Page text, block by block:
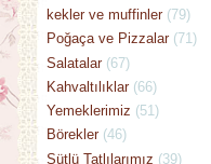
kekler ve muffinler (79)
Poğaça ve Pizzalar (71)
Salatalar (67)
Kahvaltılıklar (66)
Yemeklerimiz (51)
Börekler (46)
Sütlü Tatlılarımız (39)